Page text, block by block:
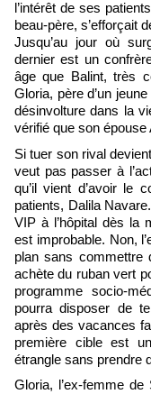
l’intérêt de ses
beau-père, s’efforçait
Jusqu’au jour où
dernier est un
âge que Balint, très
Gloria, père d’un
désinvolture dans la
vérifié que son
Si tuer son rival
veut pas passer à
qu’il vient d’avoir le
patients, Dalila
VIP à l’hôpital dès la
est improbable. Non,
plan sans commettre
achète du ruban vert
programme socio-
pourra disposer de
après des vacances
première cible est
étrangle sans prendre
Gloria, l’ex-femme